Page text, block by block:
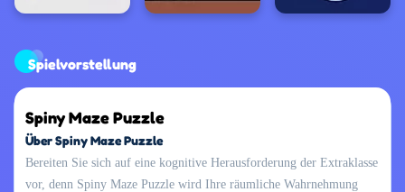
Spielvorstellung
Spiny Maze Puzzle
Über Spiny Maze Puzzle
Bereiten Sie sich auf eine kognitive Herausforderung der Extraklasse
vor, denn Spiny Maze Puzzle wird Ihre räumliche Wahrnehmung